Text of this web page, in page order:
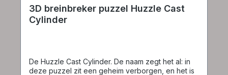
3D breinbreker puzzel Huzzle Cast
Cylinder
De Huzzle Cast Cylinder. De naam zegt het al: in
deze puzzel zit een geheim verborgen, en het is